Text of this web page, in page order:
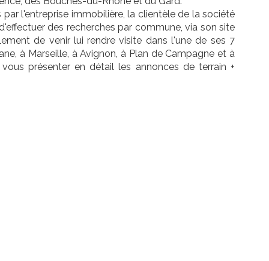
l'entreprise immobilière, la clientèle de la société
des recherches par commune, via son site
de venir lui rendre visite dans l'une de ses 7
à Marseille, à Avignon, à Plan de Campagne et à
présenter en détail les annonces de terrain +